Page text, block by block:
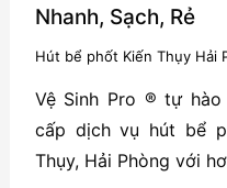
Nhanh, Sạch, Rẻ
Hút bể phốt Kiến Thụy Hải
Vệ Sinh Pro ® tự
cấp dịch vụ hút bể
Thụy, Hải Phòng với